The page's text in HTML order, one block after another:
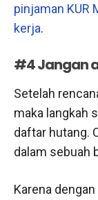
pinjaman KUR
kerja.
#4 Jangan
Setelah
maka langkah
daftar hutang.
dalam sebuah
Karena